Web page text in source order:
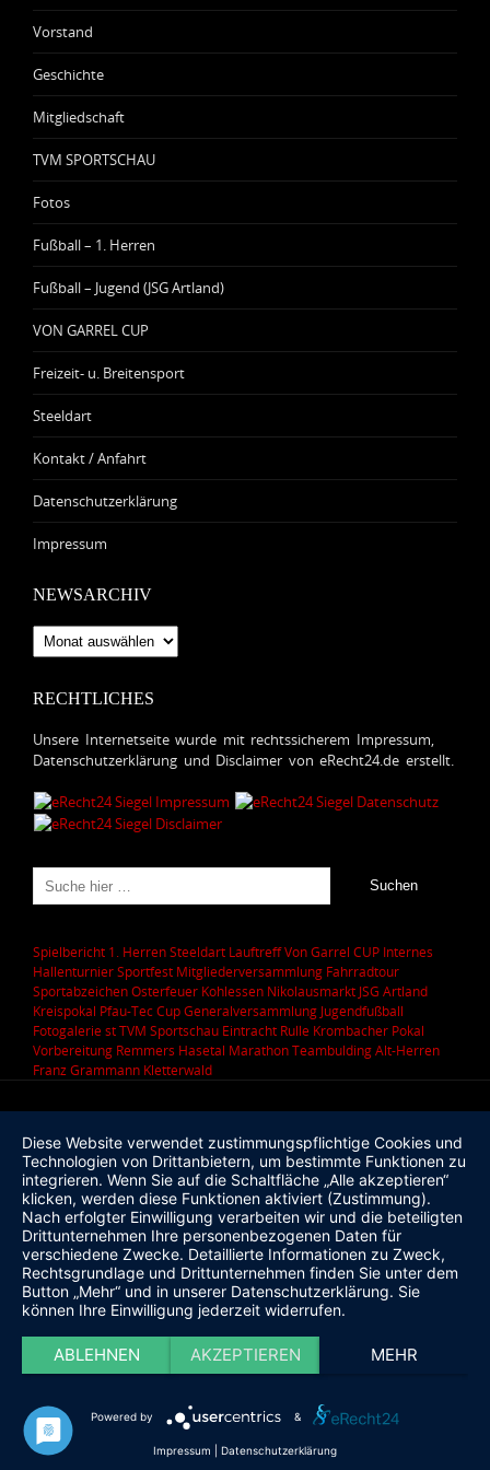
Vorstand
Geschichte
Mitgliedschaft
TVM SPORTSCHAU
Fotos
Fußball – 1. Herren
Fußball – Jugend (JSG Artland)
VON GARREL CUP
Freizeit- u. Breitensport
Steeldart
Kontakt / Anfahrt
Datenschutzerklärung
Impressum
NEWSARCHIV
Newsarchiv
RECHTLICHES
Unsere Internetseite wurde mit rechtssicherem Impressum,
Datenschutzerklärung und Disclaimer von eRecht24.de erstellt.
Spielbericht 1. HerrenSteeldart LauftreffVon Garrel CUP Internes
HallenturnierSportfest Mitgliederversammlung Fahrradtour
SportabzeichenOsterfeuer Kohlessen Nikolausmarkt JSG Artland
Kreispokal Pfau-Tec CupGeneralversammlung Jugendfußball
Fotogalerie stTVM Sportschau Eintracht Rulle Krombacher Pokal
Vorbereitung Remmers Hasetal MarathonTeambuldingAlt-Herren
Franz Grammann Kletterwald
Diese Website verwendet zustimmungspflichtige Cookies und
Technologien von Drittanbietern, um bestimmte Funktionen zu
integrieren. Wenn Sie auf die Schaltfläche „Alle akzeptieren“
klicken, werden diese Funktionen aktiviert (Zustimmung).
Nach erfolgter Einwilligung verarbeiten wir und die beteiligten
Drittunternehmen Ihre personenbezogenen Daten für
verschiedene Zwecke. Detaillierte Informationen zu Zweck,
Rechtsgrundlage und Drittunternehmen finden Sie unter dem
Button „Mehr“ und in unserer Datenschutzerklärung. Sie
können Ihre Einwilligung jederzeit widerrufen.
ABLEHNEN AKZEPTIEREN MEHR
Powered by &
Impressum Datenschutzerklärung